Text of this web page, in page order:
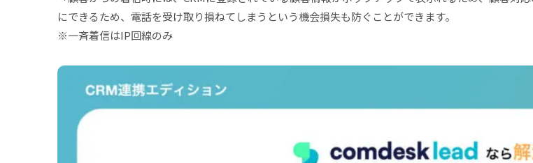
にできるため、電話を受け取り損ねてしまうという機会損失も防ぐことができます。
※一斉着信はIP回線のみ